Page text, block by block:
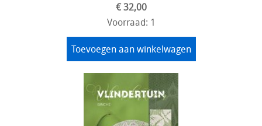
€ 32,00
Voorraad: 1
Toevoegen aan winkelwagen